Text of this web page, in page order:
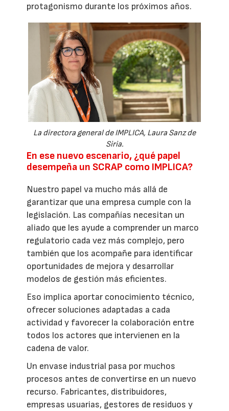
protagonismo durante los próximos años.
La directora general de IMPLICA, Laura Sanz de
Siria.
En ese nuevo escenario, ¿qué papel
desempeña un SCRAP como IMPLICA?
Nuestro papel va mucho más allá de
garantizar que una empresa cumple con la
legislación. Las compañías necesitan un
aliado que les ayude a comprender un marco
regulatorio cada vez más complejo, pero
también que los acompañe para identificar
oportunidades de mejora y desarrollar
modelos de gestión más eficientes.
Eso implica aportar conocimiento técnico,
ofrecer soluciones adaptadas a cada
actividad y favorecer la colaboración entre
todos los actores que intervienen en la
cadena de valor.
Un envase industrial pasa por muchos
procesos antes de convertirse en un nuevo
recurso. Fabricantes, distribuidores,
empresas usuarias, gestores de residuos y